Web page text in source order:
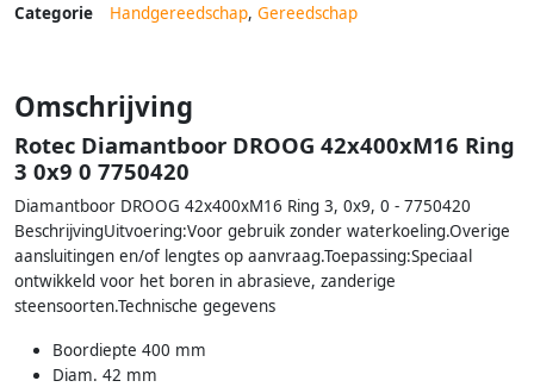
Categorie Handgereedschap, Gereedschap
Omschrijving
Rotec Diamantboor DROOG 42x400xM16 Ring
3 0x9 0 7750420
Diamantboor DROOG 42x400xM16 Ring 3, 0x9, 0 - 7750420
BeschrijvingUitvoering:Voor gebruik zonder waterkoeling.Overige
aansluitingen en/of lengtes op aanvraag.Toepassing:Speciaal
ontwikkeld voor het boren in abrasieve, zanderige
steensoorten.Technische gegevens
Boordiepte 400 mm
Diam. 42 mm